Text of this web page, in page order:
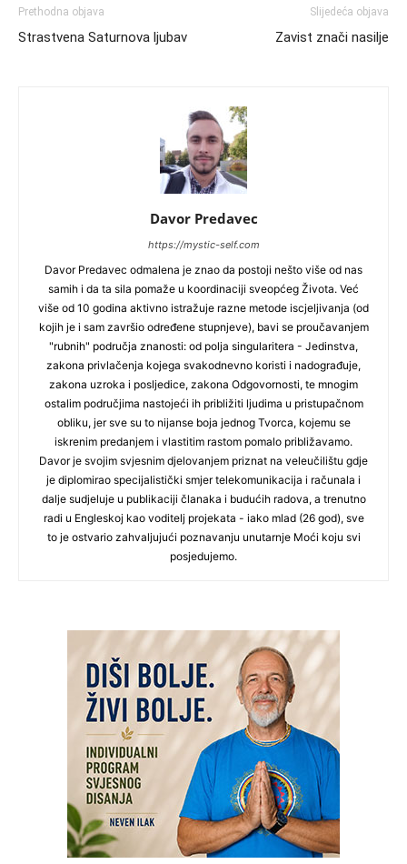
Prethodna objava
Strastvena Saturnova ljubav
Slijedeća objava
Zavist znači nasilje
Davor Predavec
https://mystic-self.com
Davor Predavec odmalena je znao da postoji nešto više od nas
samih i da ta sila pomaže u koordinaciji sveopćeg Života. Već
više od 10 godina aktivno istražuje razne metode iscjeljivanja (od
kojih je i sam završio određene stupnjeve), bavi se proučavanjem
"rubnih" područja znanosti: od polja singularitera - Jedinstva,
zakona privlačenja kojega svakodnevno koristi i nadograđuje,
zakona uzroka i posljedice, zakona Odgovornosti, te mnogim
ostalim područjima nastojeći ih približiti ljudima u pristupačnom
obliku, jer sve su to nijanse boja jednog Tvorca, kojemu se
iskrenim predanjem i vlastitim rastom pomalo približavamo.
Davor je svojim svjesnim djelovanjem priznat na veleučilištu gdje
je diplomirao specijalistički smjer telekomunikacija i računala i
dalje sudjeluje u publikaciji članaka i budućih radova, a trenutno
radi u Engleskoj kao voditelj projekata - iako mlad (26 god), sve
to je ostvario zahvaljujući poznavanju unutarnje Moći koju svi
posjedujemo.